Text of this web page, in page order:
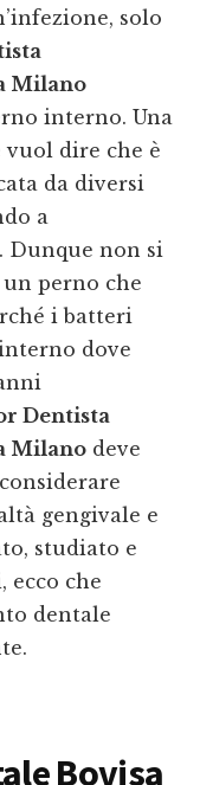
solo
Milano
interno. Una
vuol dire che è
da diversi
a
Dunque non si
perno che
i batteri
dove
Dentista
Milano deve
gengivale e
studiato e
ecco che
dentale
Bovisa